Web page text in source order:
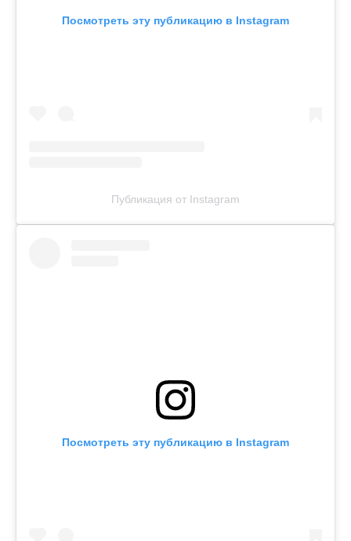
Посмотреть эту публикацию в Instagram
Публикация от Instagram
Посмотреть эту публикацию в Instagram